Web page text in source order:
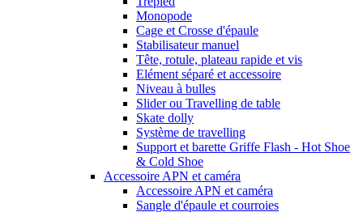
Monopode
Cage et Crosse d'épaule
Stabilisateur manuel
Tête, rotule, plateau rapide et vis
Elément séparé et accessoire
Niveau à bulles
Slider ou Travelling de table
Skate dolly
Système de travelling
Support et barette Griffe Flash - Hot Shoe
& Cold Shoe
Accessoire APN et caméra
Accessoire APN et caméra
Sangle d'épaule et courroies